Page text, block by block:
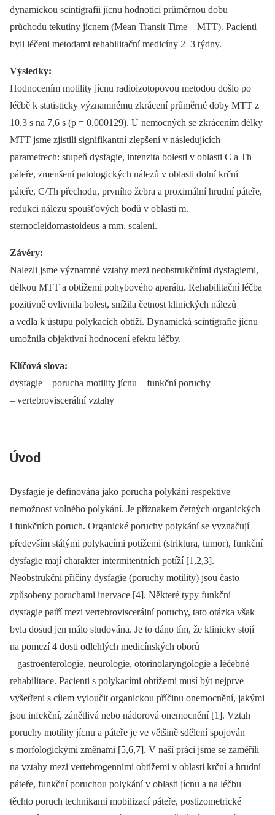
dynamickou scintigrafii jícnu hodnotící průměrnou dobu
průchodu tekutiny jícnem (Mean Transit Time –⁠ MTT). Pacienti
byli léčeni metodami rehabilitační medicíny 2–3 týdny.
Výsledky:
Hodnocením motility jícnu radioizotopovou metodou došlo po
léčbě k statisticky významnému zkrácení průměrné doby MTT z
10,3 s na 7,6 s (p = 0,000129). U nemocných se zkrácením délky
MTT jsme zjistili signifikantní zlepšení v následujících
parametrech: stupeň dysfagie, intenzita bolesti v oblasti C a Th
páteře, zmenšení patologických nálezů v oblasti dolní krční
páteře, C/Th přechodu, prvního žebra a proximální hrudní páteře,
redukci nálezu spoušťových bodů v oblasti m.
sternocleidomastoideus a mm. scaleni.
Závěry:
Nalezli jsme významné vztahy mezi neobstrukčními dysfagiemi,
délkou MTT a obtížemi pohybového aparátu. Rehabilitační léčba
pozitivně ovlivnila bolest, snížila četnost klinických nálezů
a vedla k ústupu polykacích obtíží. Dynamická scintigrafie jícnu
umožnila objektivní hodnocení efektu léčby.
Klíčová slova:
dysfagie –⁠ porucha motility jícnu –⁠ funkční poruchy
–⁠ vertebroviscerální vztahy
Úvod
Dysfagie je definována jako porucha polykání respektive
nemožnost volného polykání. Je příznakem četných organických
i funkčních poruch. Organické poruchy polykání se vyznačují
především stálými polykacími potížemi (striktura, tumor), funkční
dysfagie mají charakter intermitentních potíží [1,2,3].
Neobstrukční příčiny dysfagie (poruchy motility) jsou často
způsobeny poruchami inervace [4]. Některé typy funkční
dysfagie patří mezi vertebroviscerální poruchy, tato otázka však
byla dosud jen málo studována. Je to dáno tím, že klinicky stojí
na pomezí 4 dosti odlehlých medicínských oborů
–⁠ gastroenterologie, neurologie, otorinolaryngologie a léčebné
rehabilitace. Pacienti s polykacími obtížemi musí být nejprve
vyšetřeni s cílem vyloučit organickou příčinu onemocnění, jakými
jsou infekční, zánětlivá nebo nádorová onemocnění [1]. Vztah
poruchy motility jícnu a páteře je ve většině sdělení spojován
s morfologickými změnami [5,6,7]. V naší práci jsme se zaměřili
na vztahy mezi vertebrogenními obtížemi v oblasti krční a hrudní
páteře, funkční poruchou polykání v oblasti jícnu a na léčbu
těchto poruch technikami mobilizací páteře, postizometrické